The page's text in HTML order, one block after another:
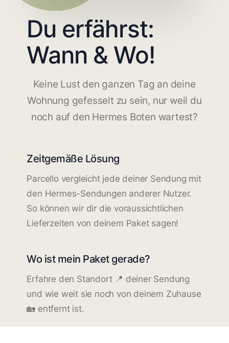
Du erfährst:
Wann & Wo!
Keine Lust den ganzen Tag an deine
Wohnung gefesselt zu sein, nur weil du
noch auf den Hermes Boten wartest?
Zeitgemäße Lösung
Parcello vergleicht jede deiner Sendung mit
den Hermes-Sendungen anderer Nutzer.
So können wir dir die voraussichtlichen
Lieferzeiten von deinem Paket sagen!
Wo ist mein Paket gerade?
Erfahre den Standort 📍 deiner Sendung
und wie weit sie noch von deinem Zuhause
🏡 entfernt ist.